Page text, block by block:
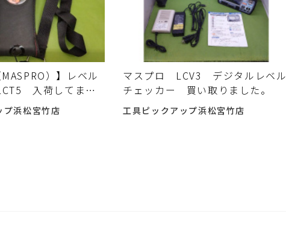
MASPRO）】レベル
入荷してま
プ浜松宮竹店
マスプロ LCV3 デジタルレベル
チェッカー 買い取りました。
工具ピックアップ浜松宮竹店